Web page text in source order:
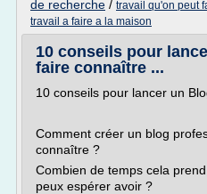
de recherche / travail qu'on peut
travail a faire a la maison
10 conseils pour
faire connaître ...
10 conseils pour lancer un
Comment créer un blog
connaître ?
Combien de temps cela
peux espérer avoir ?